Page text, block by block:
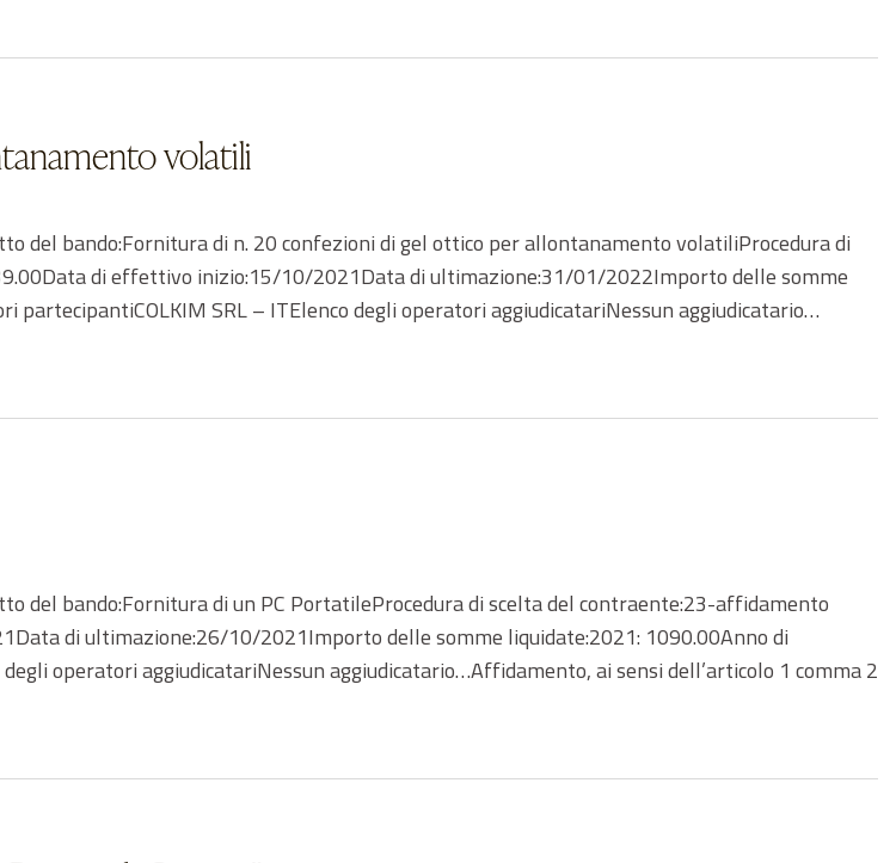
volatili
del bando:Fornitura di n. 20 confezioni di gel ottico per allontanamento volatiliProcedura di
di effettivo inizio:15/10/2021Data di ultimazione:31/01/2022Importo delle somme
SRL – ITElenco degli operatori aggiudicatariNessun aggiudicatario…
del bando:Fornitura di un PC PortatileProcedura di scelta del contraente:23-affidamento
di ultimazione:26/10/2021Importo delle somme liquidate:2021: 1090.00Anno di
operatori aggiudicatariNessun aggiudicatario…Affidamento, ai sensi dell’articolo 1 comma 2